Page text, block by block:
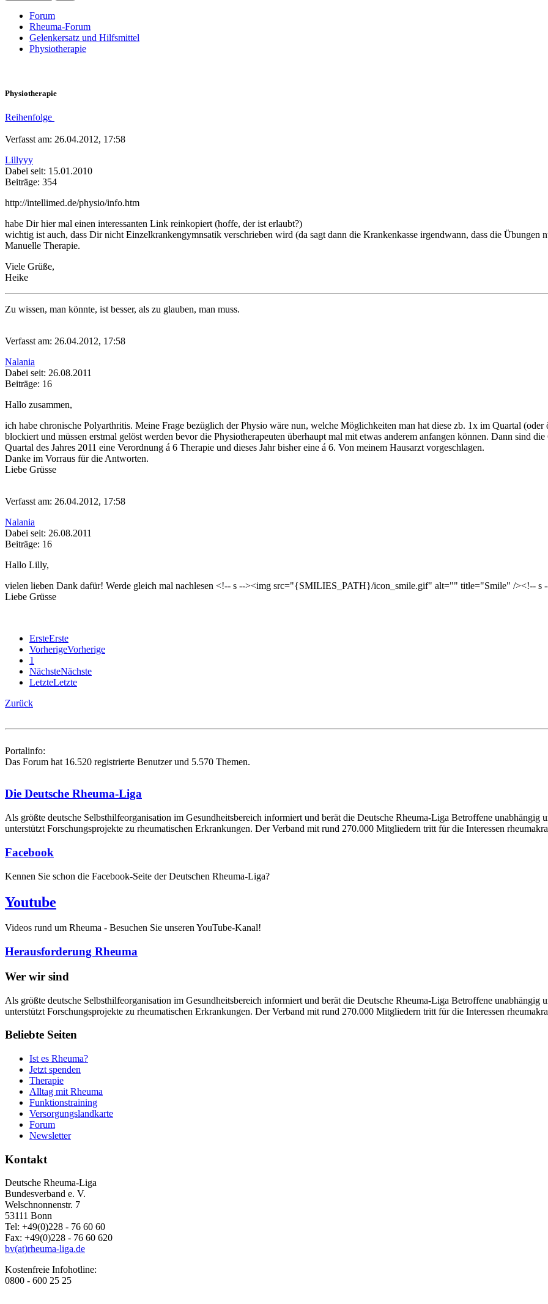
Forum
Rheuma-Forum
Gelenkersatz und Hilfsmittel
Physiotherapie
Physiotherapie
Reihenfolge
Verfasst am: 26.04.2012, 17:58
Lillyyy
Dabei seit: 15.01.2010
Beiträge: 354
http://intellimed.de/physio/info.htm
habe Dir hier mal einen interessanten Link reinkopiert (hoffe, der ist erlaubt?)
wichtig ist auch, dass Dir nicht Einzelkrankengymnsatik verschrieben wird (da sagt dann die Krankenkasse irgendwann, dass die Übungen
Manuelle Therapie.
Viele Grüße,
Heike
Zu wissen, man könnte, ist besser, als zu glauben, man muss.
Verfasst am: 26.04.2012, 17:58
Nalania
Dabei seit: 26.08.2011
Beiträge: 16
Hallo zusammen,
ich habe chronische Polyarthritis. Meine Frage bezüglich der Physio wäre nun, welche Möglichkeiten man hat diese zb. 1x im Quartal
blockiert und müssen erstmal gelöst werden bevor die Physiotherapeuten überhaupt mal mit etwas anderem anfangen können. Dann sind
Quartal des Jahres 2011 eine Verordnung á 6 Therapie und dieses Jahr bisher eine á 6. Von meinem Hausarzt vorgeschlagen.
Danke im Vorraus für die Antworten.
Liebe Grüsse
Verfasst am: 26.04.2012, 17:58
Nalania
Dabei seit: 26.08.2011
Beiträge: 16
Hallo Lilly,
vielen lieben Dank dafür! Werde gleich mal nachlesen <!-- s --><img src="{SMILIES_PATH}/icon_smile.gif" alt="" title="Smile" /><!-- s
Liebe Grüsse
ErsteErste
VorherigeVorherige
1
NächsteNächste
LetzteLetzte
Zurück
Portalinfo:
Das Forum hat 16.520 registrierte Benutzer und 5.570 Themen.
Die Deutsche Rheuma-Liga
Als größte deutsche Selbsthilfe­organisation im Gesundheitsbereich informiert und berät die Deutsche Rheuma-Liga Betroffene
unterstützt Forschungsprojekte zu rheumatischen Erkrankungen. Der Verband mit rund 270.000 Mitgliedern tritt für die Interessen
Facebook
Kennen Sie schon die Facebook-Seite der Deutschen Rheuma-Liga?
Youtube
Videos rund um Rheuma - Besuchen Sie unseren YouTube-Kanal!
Herausforderung Rheuma
Wer wir sind
Als größte deutsche Selbsthilfeorganisation im Gesundheitsbereich informiert und berät die Deutsche Rheuma-Liga Betroffene
unterstützt Forschungsprojekte zu rheumatischen Erkrankungen. Der Verband mit rund 270.000 Mitgliedern tritt für die Interessen
Beliebte Seiten
Ist es Rheuma?
Jetzt spenden
Therapie
Alltag mit Rheuma
Funktionstraining
Versorgungslandkarte
Forum
Newsletter
Kontakt
Deutsche Rheuma-Liga
Bundesverband e. V.
Welschnonnenstr. 7
53111 Bonn
Tel: +49(0)228 - 76 60 60
Fax: +49(0)228 - 76 60 620
bv(at)rheuma-liga.de
Kostenfreie Infohotline:
0800 - 600 25 25